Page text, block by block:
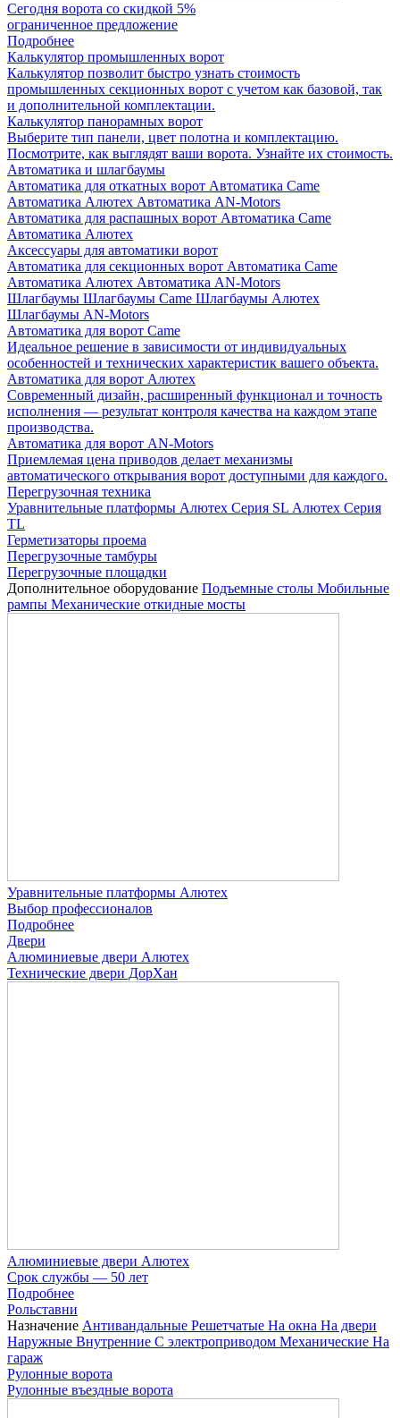
Сегодня ворота со скидкой 5%
ограниченное предложение
Подробнее
Калькулятор промышленных ворот
Калькулятор позволит быстро узнать стоимость
промышленных секционных ворот с учетом как базовой, так
и дополнительной комплектации.
Калькулятор панорамных ворот
Выберите тип панели, цвет полотна и комплектацию.
Посмотрите, как выглядят ваши ворота. Узнайте их стоимость.
Автоматика и шлагбаумы
Автоматика для откатных ворот Автоматика Came
Автоматика Алютех Автоматика AN-Motors
Автоматика для распашных ворот Автоматика Came
Автоматика Алютех
Аксессуары для автоматики ворот
Автоматика для секционных ворот Автоматика Came
Автоматика Алютех Автоматика AN-Motors
Шлагбаумы Шлагбаумы Came Шлагбаумы Алютех
Шлагбаумы AN-Motors
Автоматика для ворот Came
Идеальное решение в зависимости от индивидуальных
особенностей и технических характеристик вашего объекта.
Автоматика для ворот Алютех
Современный дизайн, расширенный функционал и точность
исполнения — результат контроля качества на каждом этапе
производства.
Автоматика для ворот AN-Motors
Приемлемая цена приводов делает механизмы
автоматического открывания ворот доступными для каждого.
Перегрузочная техника
Уравнительные платформы Алютех Серия SL Алютех Серия
TL
Герметизаторы проема
Перегрузочные тамбуры
Перегрузочные площадки
Дополнительное оборудование Подъемные столы Мобильные
рампы Механические откидные мосты
Уравнительные платформы Алютех
Выбор профессионалов
Подробнее
Двери
Алюминиевые двери Алютех
Технические двери ДорХан
Алюминиевые двери Алютех
Срок службы — 50 лет
Подробнее
Рольставни
Назначение Антивандальные Решетчатые На окна На двери
Наружные Внутренние С электроприводом Механические На
гараж
Рулонные ворота
Рулонные въездные ворота